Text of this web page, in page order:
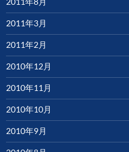
2011年3月
2011年2月
2010年12月
2010年11月
2010年10月
2010年9月